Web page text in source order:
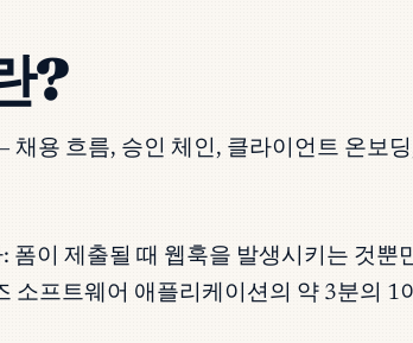
?
용 흐름, 승인 체인, 클라이언트 온보
이 제출될 때 웹훅을 발생시키는 것뿐
프트웨어 애플리케이션의 약 3분의 1